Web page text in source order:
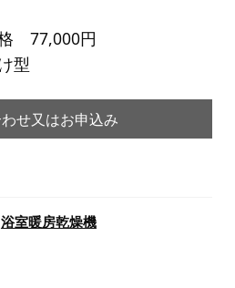
77,000円
型
せ又はお申込み
浴室暖房乾燥機